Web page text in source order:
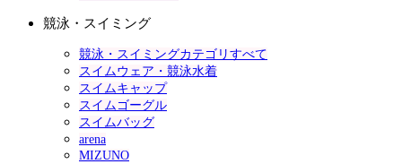
競泳・スイミング
競泳・スイミングカテゴリすべて
スイムウェア・競泳水着
スイムキャップ
スイムゴーグル
スイムバッグ
arena
MIZUNO